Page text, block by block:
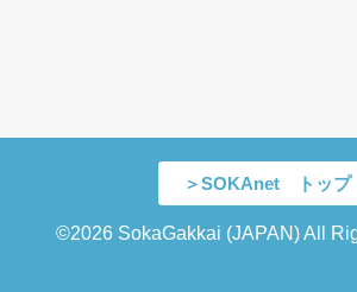
＞SOKAnet トップ
©2026 SokaGakkai (JAPAN) All